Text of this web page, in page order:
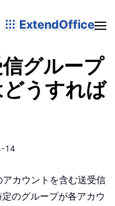
ExtendOffice
グループ
うすれば
14
カウントを含む送受信
のグループが各アカウ